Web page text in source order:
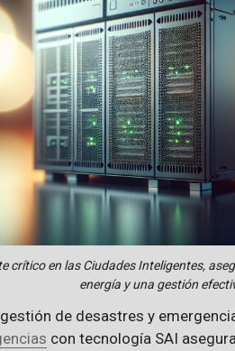
crítico en las Ciudades Inteligentes,
energía y una gestión
de desastres y
con tecnología SAI